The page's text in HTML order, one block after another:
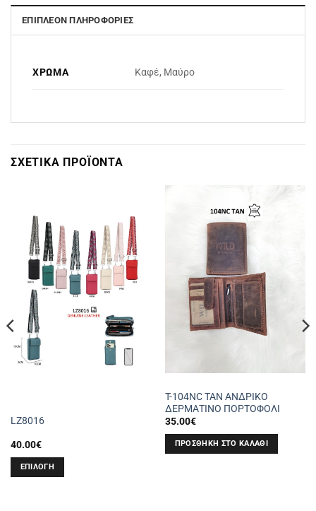
ΕΠΙΠΛΈΟΝ ΠΛΗΡΟΦΟΡΊΕΣ
ΧΡΏΜΑ Καφέ, Μαύρο
ΣΧΕΤΙΚΆ ΠΡΟΪΌΝΤΑ
LZ8016
40.00€
ΕΠΙΛΟΓΉ
T-104NC TAN ΑΝΔΡΙΚΟ
ΔΕΡΜΑΤΙΝΟ ΠΟΡΤΟΦΟΛΙ
35.00€
ΠΡΟΣΘΉΚΗ ΣΤΟ ΚΑΛΆΘΙ